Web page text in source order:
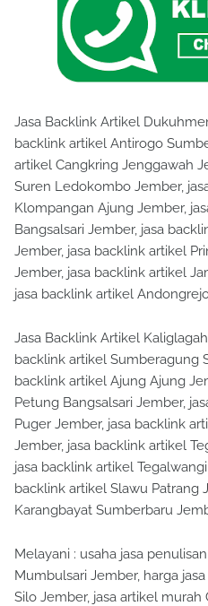
Jasa Backlink Artikel
backlink artikel Antirogo
artikel Cangkring Jenggawah
Suren Ledokombo Jember,
Klompangan Ajung Jember,
Bangsalsari Jember, jasa
Jember, jasa backlink artikel
Jember, jasa backlink artikel
jasa backlink artikel
Jasa Backlink Artikel
backlink artikel Sumberagung
backlink artikel Ajung Ajung
Petung Bangsalsari Jember,
Puger Jember, jasa backlink
Jember, jasa backlink artikel
jasa backlink artikel
backlink artikel Slawu Patrang
Karangbayat Sumberbaru
Melayani : usaha jasa
Mumbulsari Jember, harga
Silo Jember, jasa artikel